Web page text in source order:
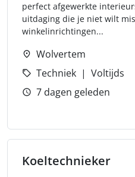
perfect afgewerkte
uitdaging die je niet wilt
winkelinrichtingen...
Wolvertem
Techniek
Voltijds
7 dagen geleden
Koeltechnieker